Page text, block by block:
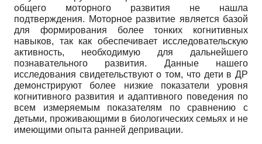
общего моторного развития не нашла
подтверждения. Моторное развитие является базой
для формирования более тонких когнитивных
навыков, так как обеспечивает исследовательскую
активность, необходимую для дальнейшего
познавательного развития. Данные нашего
исследования свидетельствуют о том, что дети в ДР
демонстрируют более низкие показатели уровня
когнитивного развития и адаптивного поведения по
всем измеряемым показателям по сравнению с
детьми, проживающими в биологических семьях и не
имеющими опыта ранней депривации.